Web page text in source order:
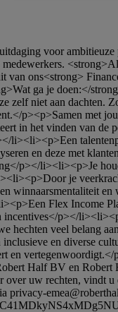
ons<strong>
ga je doen:</
zelf niet aan
p><p>Samen met
in het vinden van
li><li><p>Een
en deze met
p></li><li><p>Je
je
winnaarsmentaliteit
Flex Income
p></
veel belang
en diverse
en
Half BV en
over uw rechten,
privacy-